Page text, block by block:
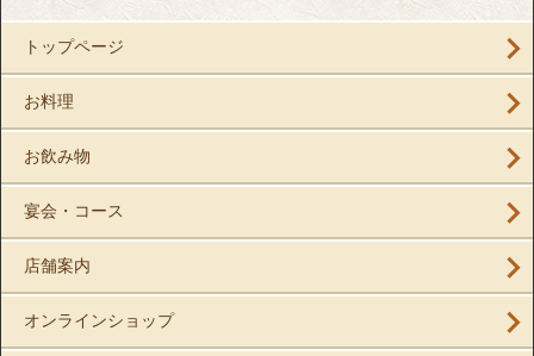
トップページ
お料理
お飲み物
宴会・コース
店舗案内
オンラインショップ